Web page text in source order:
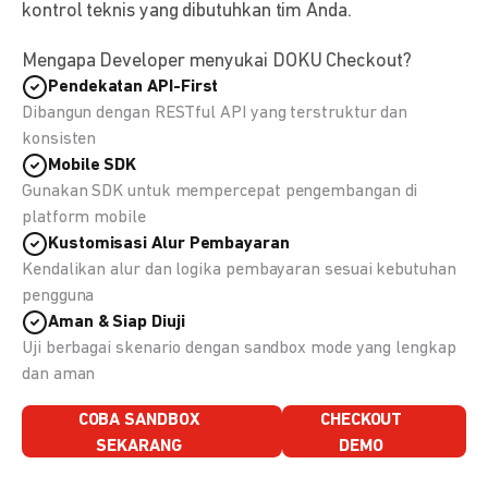
kontrol teknis yang dibutuhkan tim Anda.
Mengapa Developer menyukai DOKU Checkout?
Pendekatan API-First
Dibangun dengan RESTful API yang terstruktur dan
konsisten
Mobile SDK
Gunakan SDK untuk mempercepat pengembangan di
platform mobile
Kustomisasi Alur Pembayaran
Kendalikan alur dan logika pembayaran sesuai kebutuhan
pengguna
Aman & Siap Diuji
Uji berbagai skenario dengan sandbox mode yang lengkap
dan aman
COBA SANDBOX
SEKARANG
CHECKOUT
DEMO